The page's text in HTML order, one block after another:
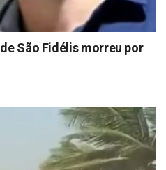
São Fidélis morreu por